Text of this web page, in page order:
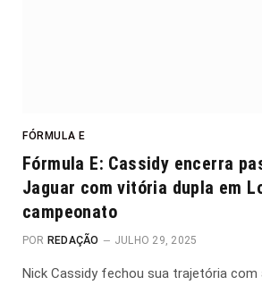
FÓRMULA E
Fórmula E: Cassidy encerra
Jaguar com vitória dupla em
campeonato
POR REDAÇÃO JULHO 29, 2025
Nick Cassidy fechou sua trajetória com